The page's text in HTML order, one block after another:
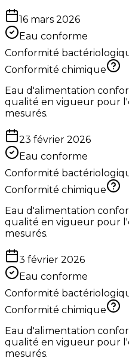
16 mars 2026
Eau conforme
Conformité
Conformité chimique
Eau d'alimentation
qualité en vigueur pour
mesurés.
23 février 2026
Eau conforme
Conformité
Conformité chimique
Eau d'alimentation
qualité en vigueur pour
mesurés.
3 février 2026
Eau conforme
Conformité
Conformité chimique
Eau d'alimentation
qualité en vigueur pour
mesurés.